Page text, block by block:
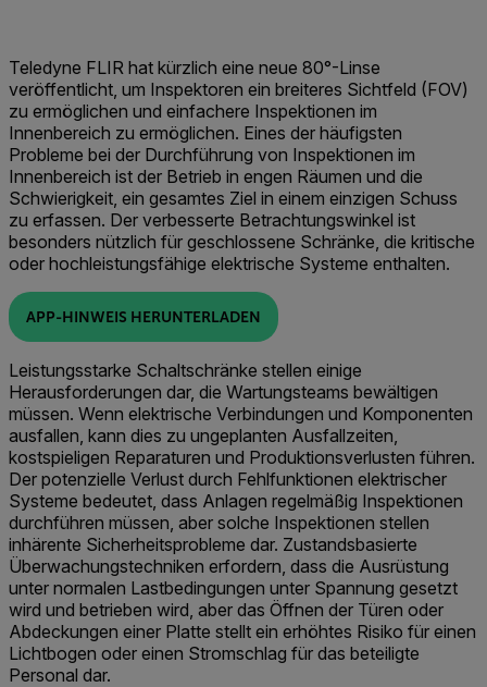
Teledyne FLIR hat kürzlich eine neue 80°-Linse
veröffentlicht, um Inspektoren ein breiteres Sichtfeld (FOV)
zu ermöglichen und einfachere Inspektionen im
Innenbereich zu ermöglichen. Eines der häufigsten
Probleme bei der Durchführung von Inspektionen im
Innenbereich ist der Betrieb in engen Räumen und die
Schwierigkeit, ein gesamtes Ziel in einem einzigen Schuss
zu erfassen. Der verbesserte Betrachtungswinkel ist
besonders nützlich für geschlossene Schränke, die kritische
oder hochleistungsfähige elektrische Systeme enthalten.
APP-HINWEIS HERUNTERLADEN
Leistungsstarke Schaltschränke stellen einige
Herausforderungen dar, die Wartungsteams bewältigen
müssen. Wenn elektrische Verbindungen und Komponenten
ausfallen, kann dies zu ungeplanten Ausfallzeiten,
kostspieligen Reparaturen und Produktionsverlusten führen.
Der potenzielle Verlust durch Fehlfunktionen elektrischer
Systeme bedeutet, dass Anlagen regelmäßig Inspektionen
durchführen müssen, aber solche Inspektionen stellen
inhärente Sicherheitsprobleme dar. Zustandsbasierte
Überwachungstechniken erfordern, dass die Ausrüstung
unter normalen Lastbedingungen unter Spannung gesetzt
wird und betrieben wird, aber das Öffnen der Türen oder
Abdeckungen einer Platte stellt ein erhöhtes Risiko für einen
Lichtbogen oder einen Stromschlag für das beteiligte
Personal dar.